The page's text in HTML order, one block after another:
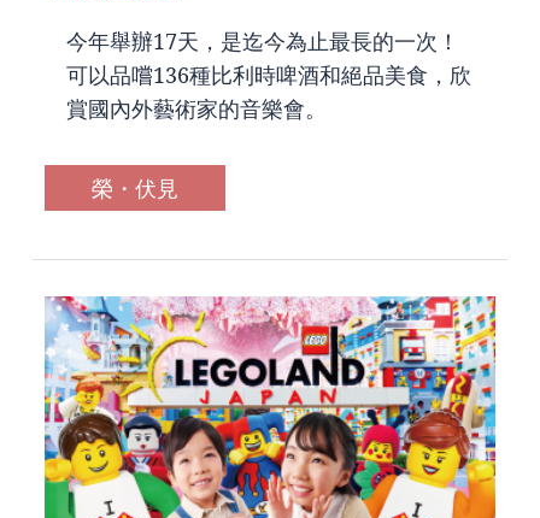
今年舉辦17天，是迄今為止最長的一次！
可以品嚐136種比利時啤酒和絕品美食，欣
賞國內外藝術家的音樂會。
榮・伏見